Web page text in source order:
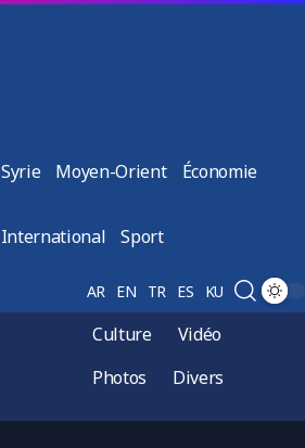
Syrie Moyen-Orient Économie
International Sport
AR EN TR ES KU
Culture
Vidéo
Photos
Divers